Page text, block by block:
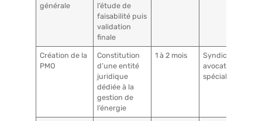
générale
l’étude de
faisabilité puis
validation
finale
Création de la
PMO
Constitution
d’une entité
juridique
dédiée à la
gestion de
l’énergie
1 à 2 mois
Syndic,
avocats
spécialisés